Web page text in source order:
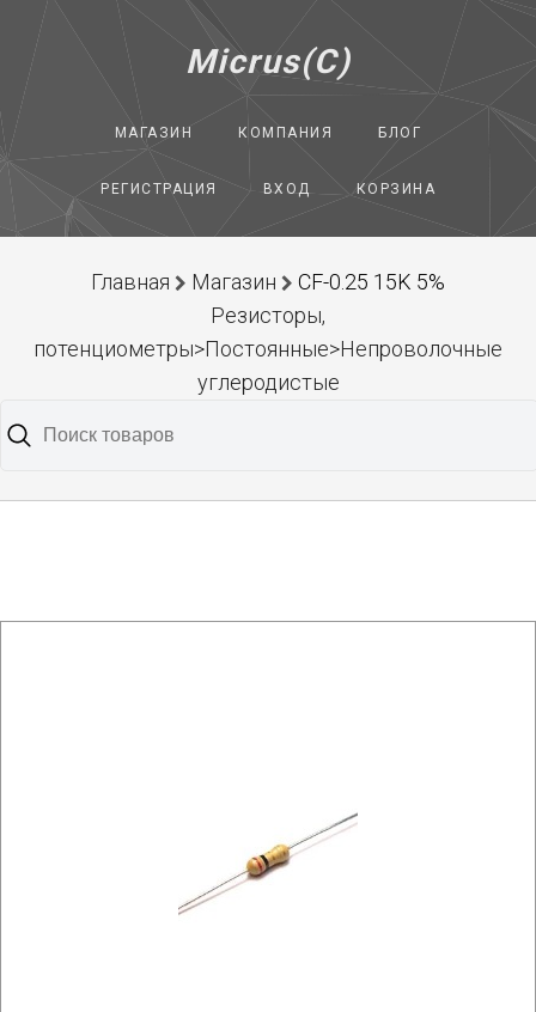
Micrus(C)
МАГАЗИН КОМПАНИЯ БЛОГ
РЕГИСТРАЦИЯ ВХОД КОРЗИНА
Главная Магазин
CF-0.25 15K 5%
Резисторы,
потенциометры>Постоянные>Непроволочные
углеродистые